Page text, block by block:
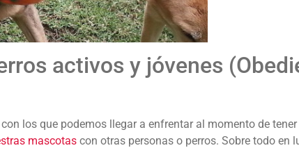
activos y jóvenes
los que podemos llegar a enfrentar al momento de tener
mascotas con otras personas o perros. Sobre todo en